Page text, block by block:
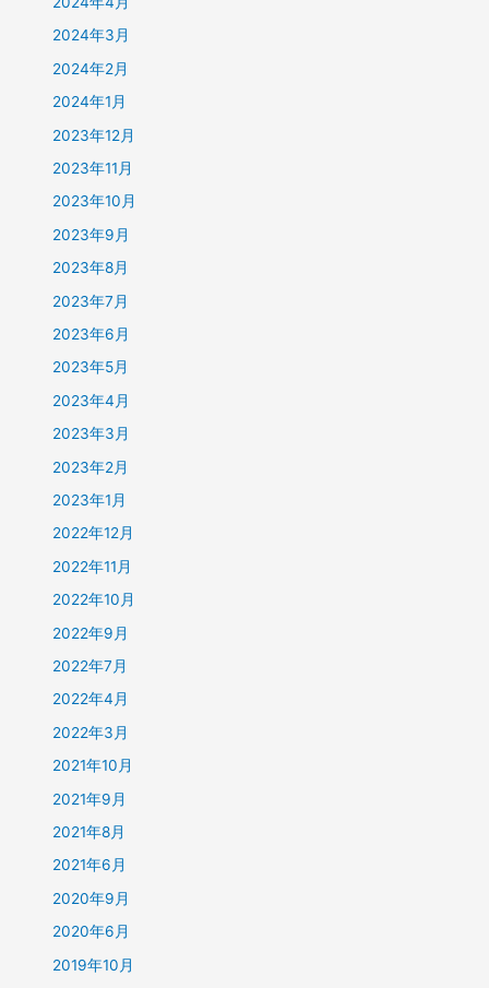
2024年3月
2024年2月
2024年1月
2023年12月
2023年11月
2023年10月
2023年9月
2023年8月
2023年7月
2023年6月
2023年5月
2023年4月
2023年3月
2023年2月
2023年1月
2022年12月
2022年11月
2022年10月
2022年9月
2022年7月
2022年4月
2022年3月
2021年10月
2021年9月
2021年8月
2021年6月
2020年9月
2020年6月
2019年10月